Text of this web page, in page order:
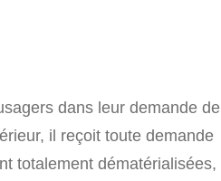
dans leur demande de
il reçoit toute demande
totalement dématérialisées,